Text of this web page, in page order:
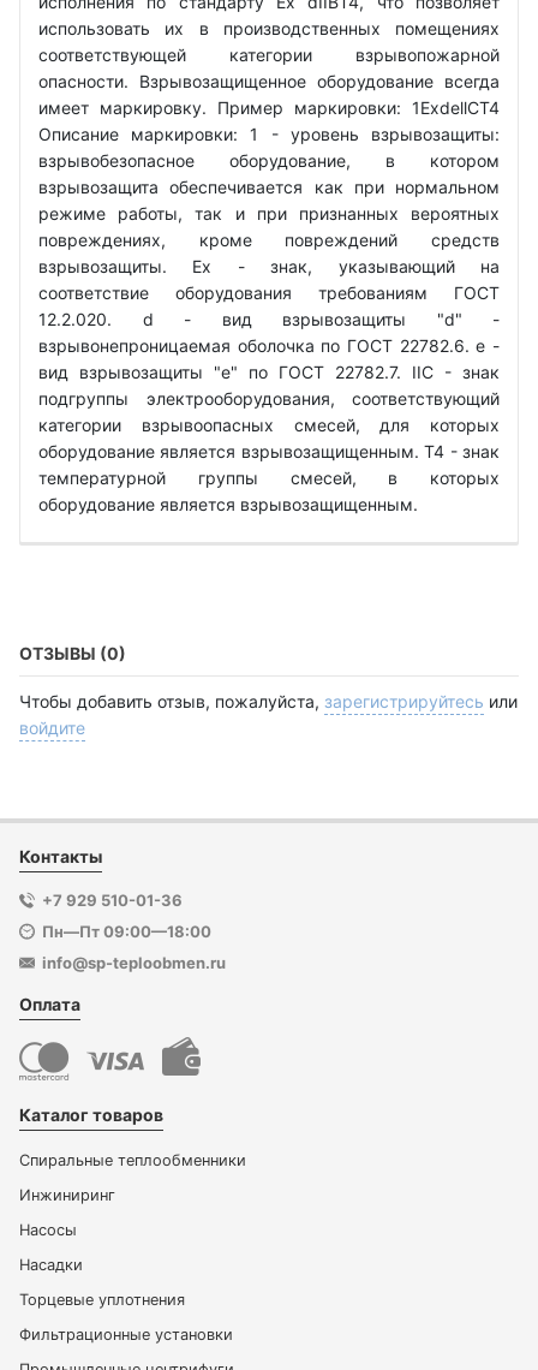
использовать их в производственных помещениях
соответствующей категории взрывопожарной
опасности. Взрывозащищенное оборудование всегда
имеет маркировку. Пример маркировки: 1ExdellCT4
Описание маркировки: 1 - уровень взрывозащиты:
взрывобезопасное оборудование, в котором
взрывозащита обеспечивается как при нормальном
режиме работы, так и при признанных вероятных
повреждениях, кроме повреждений средств
взрывозащиты. Ех - знак, указывающий на
соответствие оборудования требованиям ГОСТ
12.2.020. d - вид взрывозащиты "d" -
взрывонепроницаемая оболочка по ГОСТ 22782.6. е -
вид взрывозащиты "е" по ГОСТ 22782.7. IIС - знак
подгруппы электрооборудования, соответствующий
категории взрывоопасных смесей, для которых
оборудование является взрывозащищенным. Т4 - знак
температурной группы смесей, в которых
оборудование является взрывозащищенным.
ОТЗЫВЫ (0)
Чтобы добавить отзыв, пожалуйста, зарегистрируйтесь или
войдите
Контакты
+7 929 510-01-36
Пн—Пт 09:00—18:00
info@sp-teploobmen.ru
Оплата
Каталог товаров
Спиральные теплообменники
Инжиниринг
Насосы
Насадки
Торцевые уплотнения
Фильтрационные установки